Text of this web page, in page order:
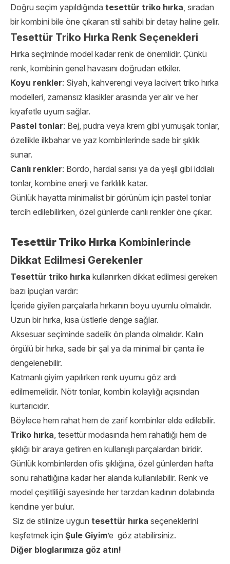
Doğru seçim yapıldığında tesettür triko hırka, sıradan
bir kombini bile öne çıkaran stil sahibi bir detay haline gelir.
Tesettür Triko Hırka Renk Seçenekleri
Hırka seçiminde model kadar renk de önemlidir. Çünkü
renk, kombinin genel havasını doğrudan etkiler.
Koyu renkler: Siyah, kahverengi veya lacivert triko hırka
modelleri, zamansız klasikler arasında yer alır ve her
kıyafetle uyum sağlar.
Pastel tonlar: Bej, pudra veya krem gibi yumuşak tonlar,
özellikle ilkbahar ve yaz kombinlerinde sade bir şıklık
sunar.
Canlı renkler: Bordo, hardal sarısı ya da yeşil gibi iddialı
tonlar, kombine enerji ve farklılık katar.
Günlük hayatta minimalist bir görünüm için pastel tonlar
tercih edilebilirken, özel günlerde canlı renkler öne çıkar.
Tesettür Triko Hırka Kombinlerinde
Dikkat Edilmesi Gerekenler
Tesettür triko hırka kullanırken dikkat edilmesi gereken
bazı ipuçları vardır:
İçeride giyilen parçalarla hırkanın boyu uyumlu olmalıdır.
Uzun bir hırka, kısa üstlerle denge sağlar.
Aksesuar seçiminde sadelik ön planda olmalıdır. Kalın
örgülü bir hırka, sade bir şal ya da minimal bir çanta ile
dengelenebilir.
Katmanlı giyim yapılırken renk uyumu göz ardı
edilmemelidir. Nötr tonlar, kombin kolaylığı açısından
kurtarıcıdır.
Böylece hem rahat hem de zarif kombinler elde edilebilir.
Triko hırka, tesettür modasında hem rahatlığı hem de
şıklığı bir araya getiren en kullanışlı parçalardan biridir.
Günlük kombinlerden ofis şıklığına, özel günlerden hafta
sonu rahatlığına kadar her alanda kullanılabilir. Renk ve
model çeşitliliği sayesinde her tarzdan kadının dolabında
kendine yer bulur.
Siz de stilinize uygun tesettür hırka seçeneklerini
keşfetmek için Şule Giyim’e göz atabilirsiniz.
Diğer bloglarımıza göz atın!